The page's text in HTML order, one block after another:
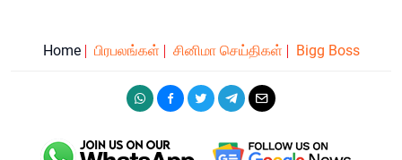
Home பிரபலங்கள் சினிமா செய்திகள் Bigg Boss